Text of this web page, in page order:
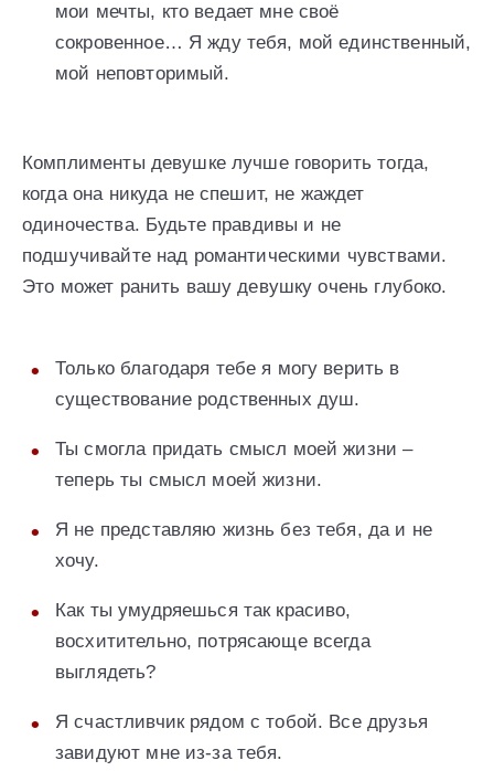
мои мечты, кто ведает мне своё
сокровенное… Я жду тебя, мой единственный,
мой неповторимый.
Комплименты девушке лучше говорить тогда,
когда она никуда не спешит, не жаждет
одиночества. Будьте правдивы и не
подшучивайте над романтическими чувствами.
Это может ранить вашу девушку очень глубоко.
Только благодаря тебе я могу верить в
существование родственных душ.
Ты смогла придать смысл моей жизни –
теперь ты смысл моей жизни.
Я не представляю жизнь без тебя, да и не
хочу.
Как ты умудряешься так красиво,
восхитительно, потрясающе всегда
выглядеть?
Я счастливчик рядом с тобой. Все друзья
завидуют мне из-за тебя.